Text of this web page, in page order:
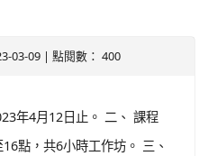
03-09 | 點閱數： 400
年4月12日止。 二、 課程
點，共6小時工作坊。 三、